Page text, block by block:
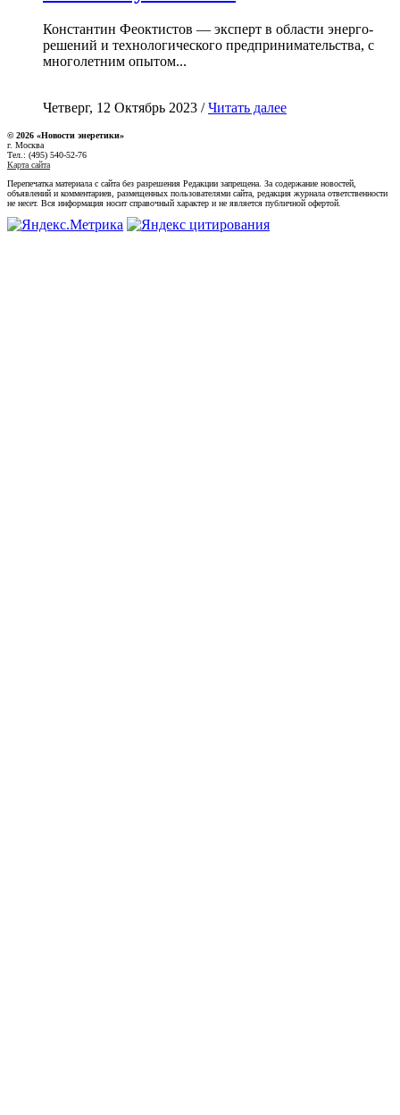
Константин Феоктистов — эксперт в области энерго-
решений и технологического предпринимательства, с
многолетним опытом...
Четверг, 12 Октябрь 2023 /Читать далее
© 2026 «Новости энеретики»
г. Москва
Тел.: (495) 540-52-76
Карта сайта
Перепечатка материала с сайта без разрешения Редакции запрещена. За содержание новостей,
объявлений и комментариев, размещенных пользователями сайта, редакция журнала ответственности
не несет. Вся информация носит справочный характер и не является публичной офертой.